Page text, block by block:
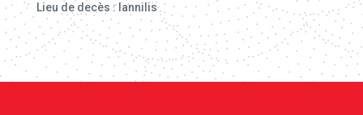
Lieu de decès : lannilis